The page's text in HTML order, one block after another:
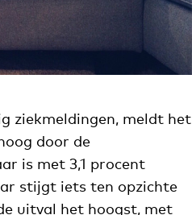
ziekmeldingen, meldt het
door de
is met 3,1 procent
stijgt iets ten opzichte
uitval het hoogst, met